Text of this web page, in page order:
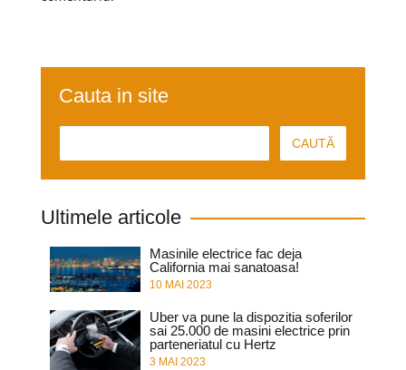
Cauta in site
Ultimele articole
Masinile electrice fac deja
California mai sanatoasa!
10 MAI 2023
Uber va pune la dispozitia soferilor
sai 25.000 de masini electrice prin
parteneriatul cu Hertz
3 MAI 2023